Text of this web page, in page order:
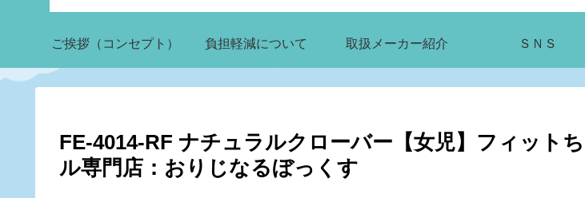
ご挨拶（コンセプト） 負担軽減について 取扱メーカー紹介 ＳＮＳ
FE-4014-RF ナチュラルクローバー【女児】フィット
ル専門店：おりじなるぼっくす